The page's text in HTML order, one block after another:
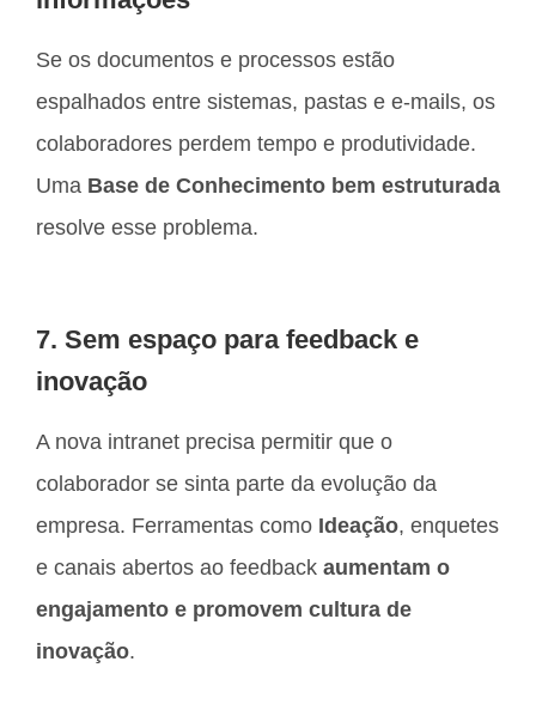
Se os documentos e processos estão
espalhados entre sistemas, pastas e e-mails, os
colaboradores perdem tempo e produtividade.
Uma Base de Conhecimento bem estruturada
resolve esse problema.
7. Sem espaço para feedback e
inovação
A nova intranet precisa permitir que o
colaborador se sinta parte da evolução da
empresa. Ferramentas como Ideação, enquetes
e canais abertos ao feedback aumentam o
engajamento e promovem cultura de
inovação.